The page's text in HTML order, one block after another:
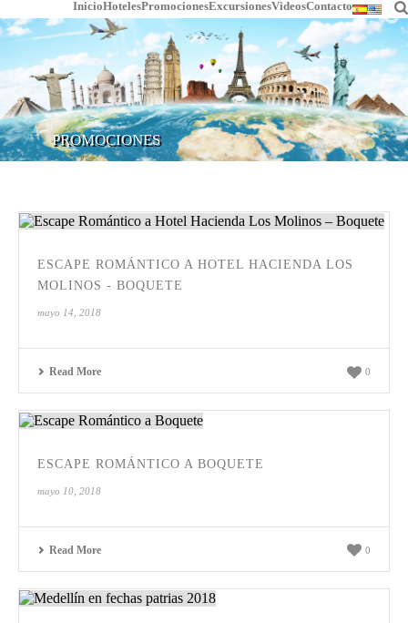
InicioHotelesPromocionesExcursionesVideosContacto
PROMOCIONES
ESCAPE ROMÁNTICO A HOTEL HACIENDA LOS
MOLINOS - BOQUETE
mayo 14, 2018
Read More 0
ESCAPE ROMÁNTICO A BOQUETE
mayo 10, 2018
Read More 0